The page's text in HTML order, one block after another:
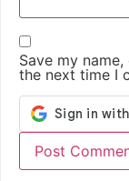
Save my
the next time I